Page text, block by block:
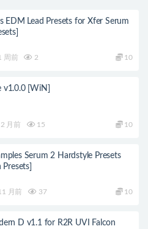
EDM Lead Presets for Xfer Serum
周前 2 10
v1.0.0 [WiN]
月前 15 10
Serum 2 Hardstyle Presets
月前 37 10
D v1.1 for R2R UVI Falcon